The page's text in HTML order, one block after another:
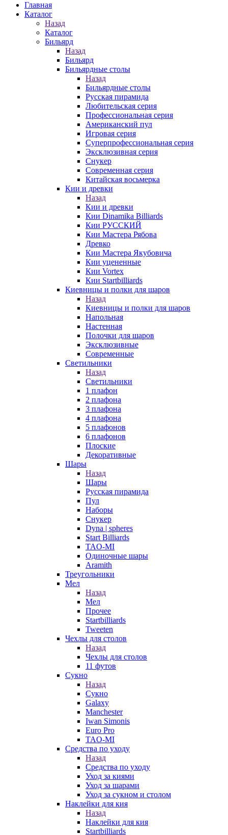
Главная
Каталог
Назад
Каталог
Бильярд
Назад
Бильярд
Бильярдные столы
Назад
Бильярдные столы
Русская пирамида
Любительская серия
Профессиональная серия
Американский пул
Игровая серия
Суперпрофессиональная серия
Эксклюзивная серия
Снукер
Современная серия
Китайская восьмерка
Кии и древки
Назад
Кии и древки
Кии Dinamika Billiards
Кии РУССКИЙ
Кии Мастера Рябова
Древко
Кии Мастера Якубовича
Кии уцененные
Кии Vortex
Кии Startbilliards
Киевницы и полки для шаров
Назад
Киевницы и полки для шаров
Напольная
Настенная
Полочки для шаров
Эксклюзивные
Современные
Светильники
Назад
Светильники
1 плафон
2 плафона
3 плафона
4 плафона
5 плафонов
6 плафонов
Плоские
Декоративные
Шары
Назад
Шары
Русская пирамида
Пул
Наборы
Снукер
Dyna | spheres
Start Billiards
TAO-MI
Одиночные шары
Aramith
Треугольники
Мел
Назад
Мел
Прочее
Startbilliards
Tweeten
Чехлы для столов
Назад
Чехлы для столов
11 футов
Сукно
Назад
Сукно
Galaxy
Manchester
Iwan Simonis
Euro Pro
TAO-MI
Средства по уходу
Назад
Средства по уходу
Уход за киями
Уход за шарами
Уход за сукном и столом
Наклейки для кия
Назад
Наклейки для кия
Startbilliards